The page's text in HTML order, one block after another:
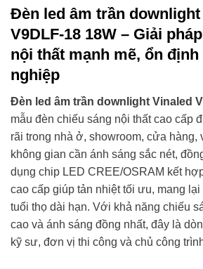
Đèn led âm trần downlight
V9DLF-18 18W – Giải
nội thất mạnh mẽ, ổn định
nghiệp
Đèn led âm trần downlight Vinaled
mẫu đèn chiếu sáng nội thất cao cấp
rãi trong nhà ở, showroom, cửa hàng,
không gian cần ánh sáng sắc nét,
dụng chip LED CREE/OSRAM kết
cao cấp giúp tản nhiệt tối ưu, mang
tuổi thọ dài hạn. Với khả năng chiếu
cao và ánh sáng đồng nhất, đây là
kỹ sư, đơn vị thi công và chủ công